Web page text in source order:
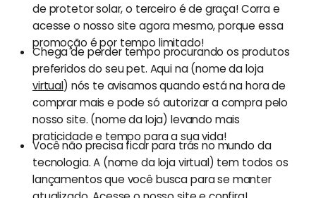
de protetor solar, o terceiro é de graça! Corra e
acesse o nosso site agora mesmo, porque essa
promoção é por tempo limitado!
Chega de perder tempo procurando os produtos
preferidos do seu pet. Aqui na (nome da loja
virtual) nós te avisamos quando está na hora de
comprar mais e pode só autorizar a compra pelo
nosso site. (nome da loja) levando mais
praticidade e tempo para a sua vida!
Você não precisa ficar para trás no mundo da
tecnologia. A (nome da loja virtual) tem todos os
lançamentos que você busca para se manter